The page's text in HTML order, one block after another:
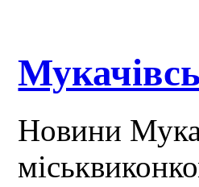
Новини